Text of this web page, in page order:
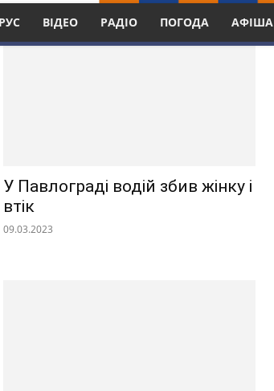
ВІДЕО РАДІО ПОГОДА АФІША
У Павлограді водій збив жінку і
втік
09.03.2023